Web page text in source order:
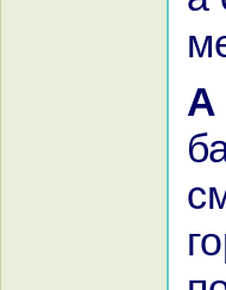
А Бедр-ад-дин Хаcaн